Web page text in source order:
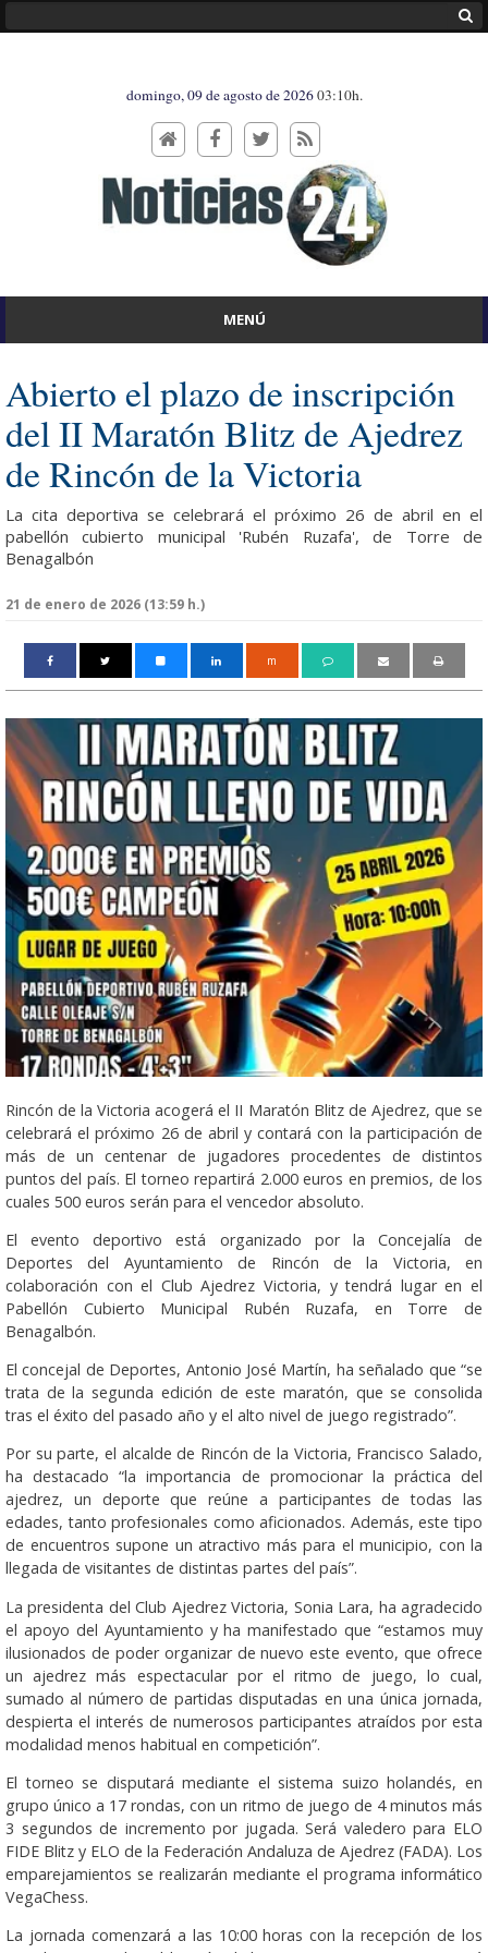
domingo, 09 de agosto de 202603:10h.
MENÚ
Abierto el plazo de inscripción
del II Maratón Blitz de Ajedrez
de Rincón de la Victoria
La cita deportiva se celebrará el próximo 26 de abril en el
pabellón cubierto municipal 'Rubén Ruzafa', de Torre de
Benagalbón
21 de enero de 2026 (13:59 h.)
m
Rincón de la Victoria acogerá el II Maratón Blitz de Ajedrez, que se
celebrará el próximo 26 de abril y contará con la participación de
más de un centenar de jugadores procedentes de distintos
puntos del país. El torneo repartirá 2.000 euros en premios, de los
cuales 500 euros serán para el vencedor absoluto.
El evento deportivo está organizado por la Concejalía de
Deportes del Ayuntamiento de Rincón de la Victoria, en
colaboración con el Club Ajedrez Victoria, y tendrá lugar en el
Pabellón Cubierto Municipal Rubén Ruzafa, en Torre de
Benagalbón.
El concejal de Deportes, Antonio José Martín, ha señalado que “se
trata de la segunda edición de este maratón, que se consolida
tras el éxito del pasado año y el alto nivel de juego registrado”.
Por su parte, el alcalde de Rincón de la Victoria, Francisco Salado,
ha destacado “la importancia de promocionar la práctica del
ajedrez, un deporte que reúne a participantes de todas las
edades, tanto profesionales como aficionados. Además, este tipo
de encuentros supone un atractivo más para el municipio, con la
llegada de visitantes de distintas partes del país”.
La presidenta del Club Ajedrez Victoria, Sonia Lara, ha agradecido
el apoyo del Ayuntamiento y ha manifestado que “estamos muy
ilusionados de poder organizar de nuevo este evento, que ofrece
un ajedrez más espectacular por el ritmo de juego, lo cual,
sumado al número de partidas disputadas en una única jornada,
despierta el interés de numerosos participantes atraídos por esta
modalidad menos habitual en competición”.
El torneo se disputará mediante el sistema suizo holandés, en
grupo único a 17 rondas, con un ritmo de juego de 4 minutos más
3 segundos de incremento por jugada. Será valedero para ELO
FIDE Blitz y ELO de la Federación Andaluza de Ajedrez (FADA). Los
emparejamientos se realizarán mediante el programa informático
VegaChess.
La jornada comenzará a las 10:00 horas con la recepción de los